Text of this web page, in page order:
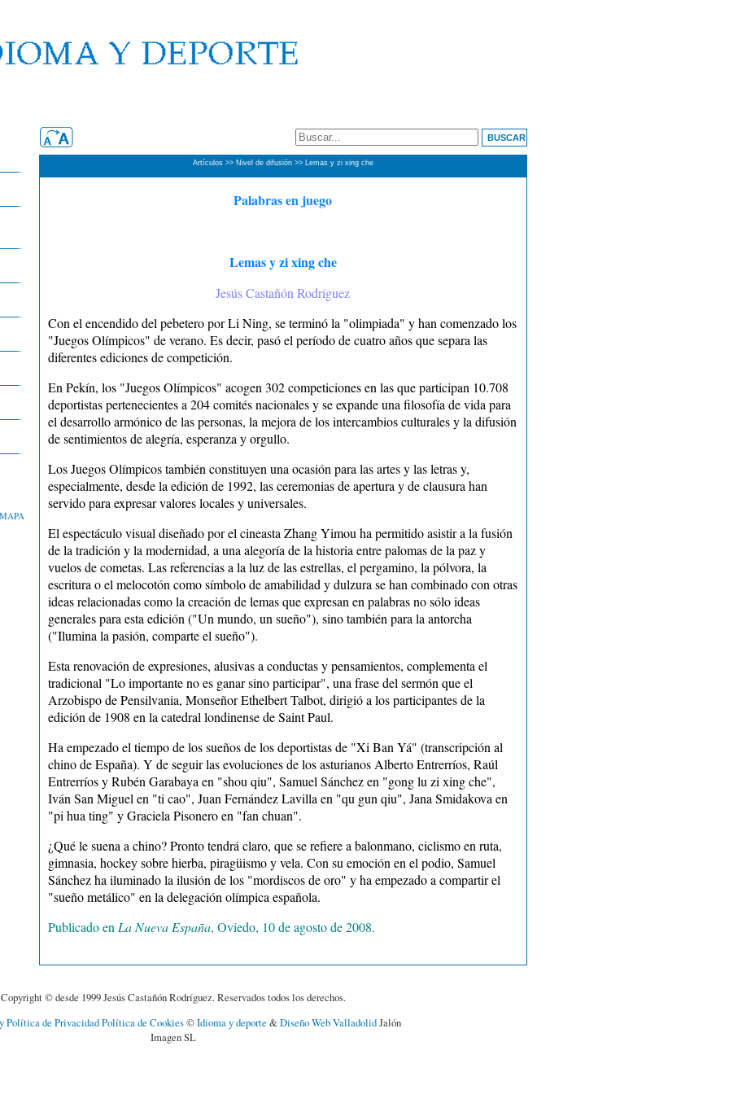
MAPA
Artículos >> Nivel de difusión >> Lemas y zi xing che
Palabras en juego
Lemas y zi xing che
Jesús Castañón Rodríguez
Con el encendido del pebetero por Li Ning, se terminó la "olimpiada" y han comenzado los
"Juegos Olímpicos" de verano. Es decir, pasó el período de cuatro años que separa las
diferentes ediciones de competición.
En Pekín, los "Juegos Olímpicos" acogen 302 competiciones en las que participan 10.708
deportistas pertenecientes a 204 comités nacionales y se expande una filosofía de vida para
el desarrollo armónico de las personas, la mejora de los intercambios culturales y la difusión
de sentimientos de alegría, esperanza y orgullo.
Los Juegos Olímpicos también constituyen una ocasión para las artes y las letras y,
especialmente, desde la edición de 1992, las ceremonias de apertura y de clausura han
servido para expresar valores locales y universales.
El espectáculo visual diseñado por el cineasta Zhang Yimou ha permitido asistir a la fusión
de la tradición y la modernidad, a una alegoría de la historia entre palomas de la paz y
vuelos de cometas. Las referencias a la luz de las estrellas, el pergamino, la pólvora, la
escritura o el melocotón como símbolo de amabilidad y dulzura se han combinado con otras
ideas relacionadas como la creación de lemas que expresan en palabras no sólo ideas
generales para esta edición ("Un mundo, un sueño"), sino también para la antorcha
("Ilumina la pasión, comparte el sueño").
Esta renovación de expresiones, alusivas a conductas y pensamientos, complementa el
tradicional "Lo importante no es ganar sino participar", una frase del sermón que el
Arzobispo de Pensilvania, Monseñor Ethelbert Talbot, dirigió a los participantes de la
edición de 1908 en la catedral londinense de Saint Paul.
Ha empezado el tiempo de los sueños de los deportistas de "Xi Ban Yá" (transcripción al
chino de España). Y de seguir las evoluciones de los asturianos Alberto Entrerríos, Raúl
Entrerríos y Rubén Garabaya en "shou qiu", Samuel Sánchez en "gong lu zi xing che",
Iván San Miguel en "ti cao", Juan Fernández Lavilla en "qu gun qiu", Jana Smidakova en
"pi hua ting" y Graciela Pisonero en "fan chuan".
¿Qué le suena a chino? Pronto tendrá claro, que se refiere a balonmano, ciclismo en ruta,
gimnasia, hockey sobre hierba, piragüismo y vela. Con su emoción en el podio, Samuel
Sánchez ha iluminado la ilusión de los "mordiscos de oro" y ha empezado a compartir el
"sueño metálico" en la delegación olímpica española.
Publicado en La Nueva España, Oviedo, 10 de agosto de 2008.
Copyright © desde 1999 Jesús Castañón Rodríguez. Reservados todos los derechos.
Política de PrivacidadPolítica de Cookies©Idioma y deporte &Diseño Web ValladolidJalón
Imagen SL